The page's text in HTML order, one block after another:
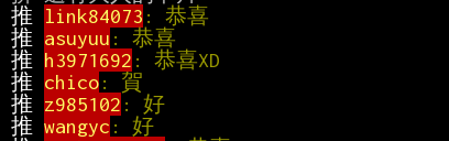
推 link84073 :
推 asuyuu :
推 h3971692 : 恭
推 chico:
推 z985102 :
推 wangyc :